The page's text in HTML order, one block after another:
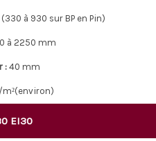
à 930 sur BP en Pin)
à 2250 mm
:40 mm
EI30